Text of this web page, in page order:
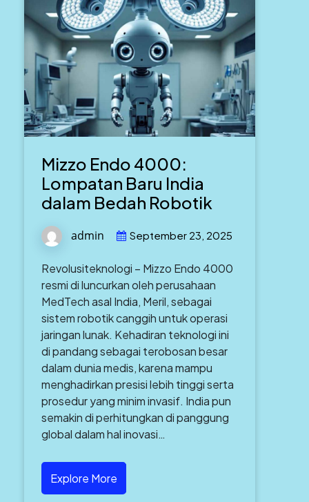
Mizzo Endo 4000:
Lompatan Baru India
dalam Bedah Robotik
admin September 23, 2025
Revolusiteknologi – Mizzo Endo 4000
resmi di luncurkan oleh perusahaan
MedTech asal India, Meril, sebagai
sistem robotik canggih untuk operasi
jaringan lunak. Kehadiran teknologi ini
di pandang sebagai terobosan besar
dalam dunia medis, karena mampu
menghadirkan presisi lebih tinggi serta
prosedur yang minim invasif. India pun
semakin di perhitungkan di panggung
global dalam hal inovasi…
Explore More